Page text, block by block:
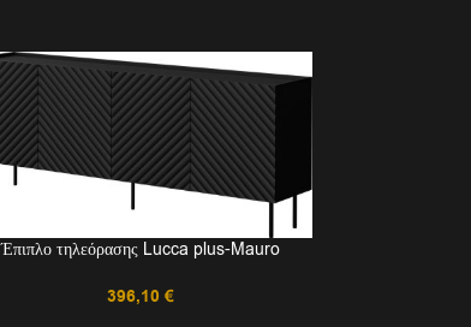
Έπιπλο τηλεόρασης Lucca plus-Mauro
396,10€